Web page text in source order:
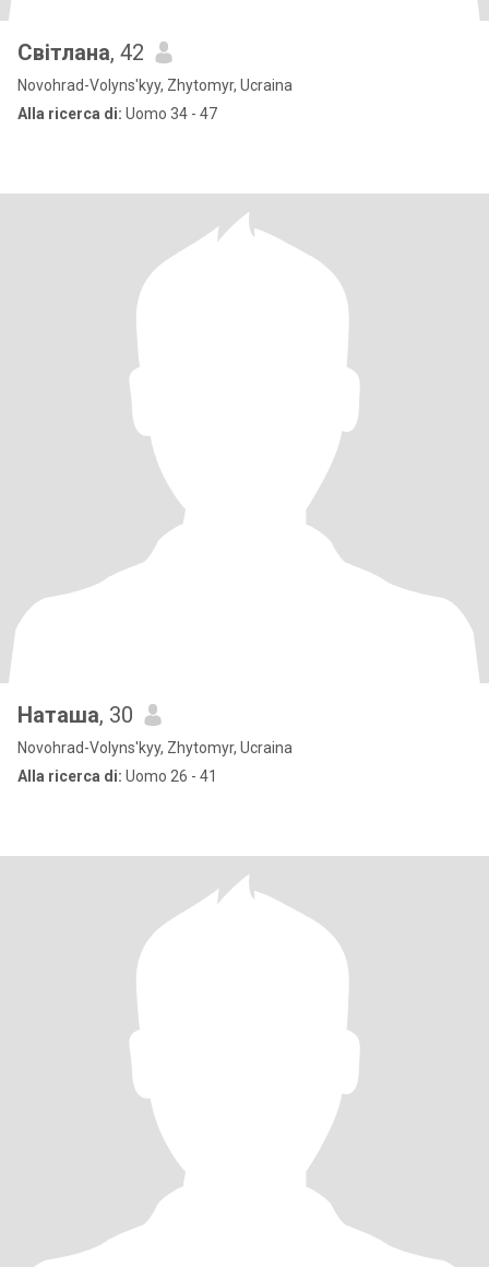
Світлана, 42
Novohrad-Volyns'kyy, Zhytomyr, Ucraina
Alla ricerca di: Uomo 34 - 47
Наташа, 30
Novohrad-Volyns'kyy, Zhytomyr, Ucraina
Alla ricerca di: Uomo 26 - 41